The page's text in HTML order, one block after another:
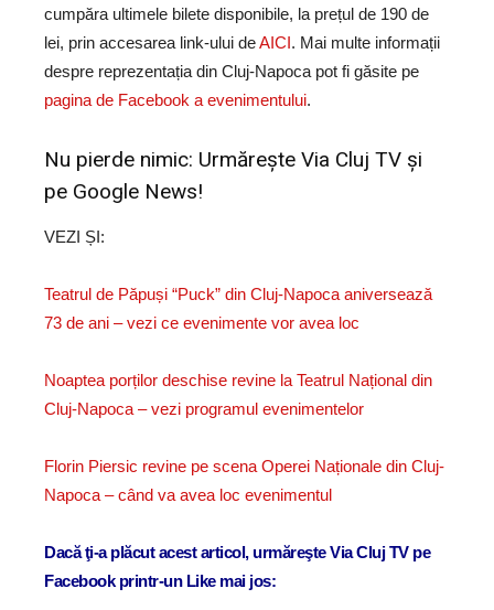
cumpăra ultimele bilete disponibile, la prețul de 190 de
lei, prin accesarea link-ului deAICI. Mai multe informații
despre reprezentația din Cluj-Napoca pot fi găsite pe
pagina de Facebook a evenimentului.
Nu pierde nimic: Urmărește Via Cluj TV și
pe Google News!
VEZI ȘI:
Teatrul de Păpuși “Puck” din Cluj-Napoca aniversează
73 de ani – vezi ce evenimente vor avea loc
Noaptea porților deschise revine la Teatrul Național din
Cluj-Napoca – vezi programul evenimentelor
Florin Piersic revine pe scena Operei Naționale din Cluj-
Napoca – când va avea loc evenimentul
Dacă ţi-a plăcut acest articol, urmăreşte Via Cluj TV pe
Facebook printr-un Like mai jos: